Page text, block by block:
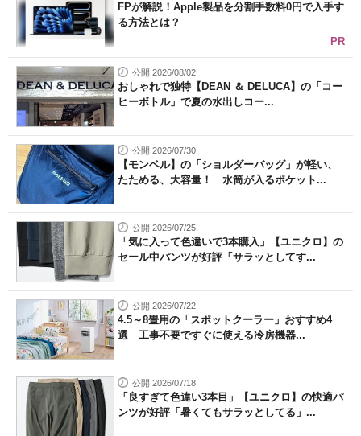
FPが解説！Apple製品を分割手数料0円で入手す
る方法とは？
PR
公開 2026/08/02
おしゃれで独特【DEAN ＆ DELUCA】の「コー
ヒーボトル」で夏の水出しコー...
公開 2026/07/30
【モンベル】の「ショルダーバッグ」が軽い、
たためる、大容量！ 水筒が入るポケット...
公開 2026/07/25
「気に入って色違いで3本購入」【ユニクロ】の
セール中パンツが好評「サラッとしてす...
公開 2026/07/22
4.5～8畳用の「スポットクーラー」おすすめ4
選 工事不要ですぐに使える冷房機器...
公開 2026/07/18
「良すぎて色違い3本目」【ユニクロ】の快適パ
ンツが好評「暑くてもサラッとしてる」...